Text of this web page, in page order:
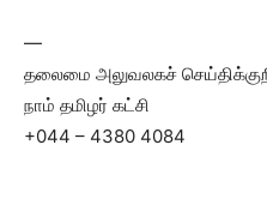
—
தலைமை அலுவலகச்
நாம் தமிழர் கட்சி
+044 – 4380 4084